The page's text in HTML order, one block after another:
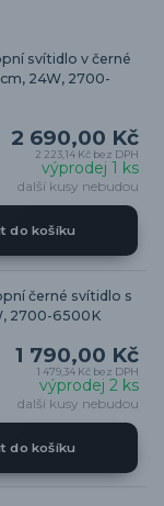
svítidlo v černé
24W, 2700-
2 690,00 Kč
2 223,14 Kč bez DPH
výprodej 1 ks
další kusy nebudou
do košíku
černé svítidlo s
2700-6500K
1 790,00 Kč
1 479,34 Kč bez DPH
výprodej 2 ks
další kusy nebudou
do košíku